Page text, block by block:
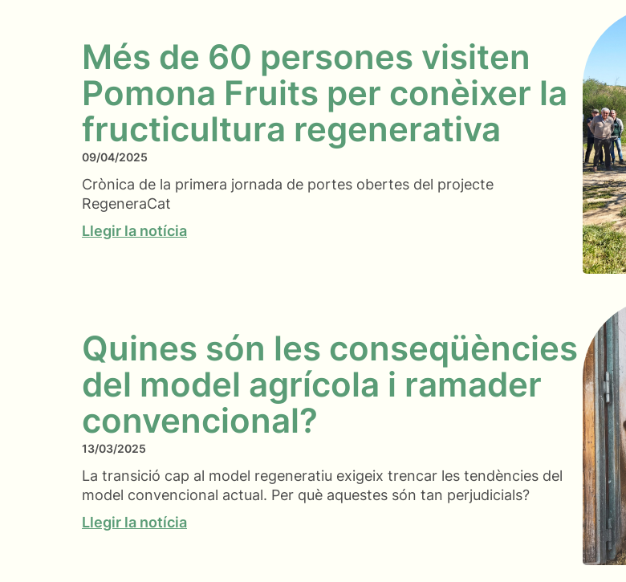
Més de 60 persones visiten
Pomona Fruits per conèixer la
fructicultura regenerativa
09/04/2025
Crònica de la primera jornada de portes obertes del projecte
RegeneraCat
Llegir la notícia
Quines són les conseqüències
del model agrícola i ramader
convencional?
13/03/2025
La transició cap al model regeneratiu exigeix trencar les tendències del
model convencional actual. Per què aquestes són tan perjudicials?
Llegir la notícia